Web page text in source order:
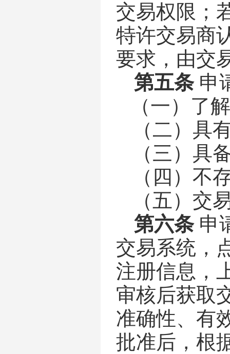
交易权限；
特许交易商
要求，由交
第五条 申
（一）了
（二）具
（三）具
（四）不
（五）交
第六条 申
交易系统 ，
注册信息，
审核后获取
准确性、有
批准后，根